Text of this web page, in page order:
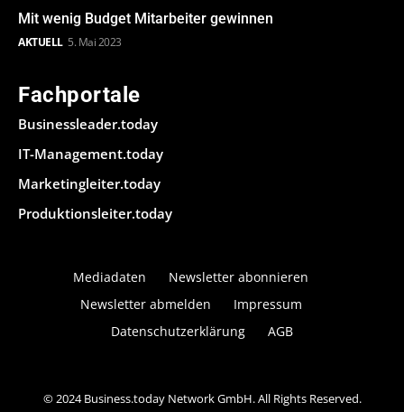
Mit wenig Budget Mitarbeiter gewinnen
AKTUELL 5. Mai 2023
Fachportale
Businessleader.today
IT-Management.today
Marketingleiter.today
Produktionsleiter.today
Mediadaten
Newsletter abonnieren
Newsletter abmelden
Impressum
Datenschutzerklärung
AGB
© 2024 Business.today Network GmbH. All Rights Reserved.